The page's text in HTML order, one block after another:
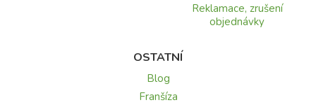
Reklamace, zrušení
objednávky
OSTATNÍ
Blog
Franšíza